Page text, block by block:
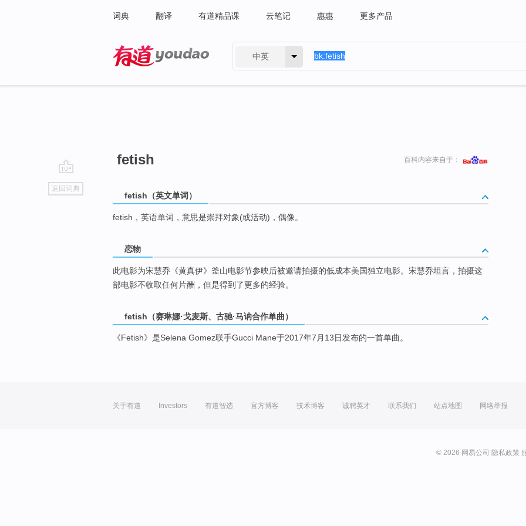
词典 翻译 有道精品课 云笔记 惠惠 更多产品
中英
go
top
返回词典
fetish 百科内容来自于：
fetish（英文单词）
fetish，英语单词，意思是崇拜对象(或活动)，偶像。
恋物
此电影为宋慧乔《黄真伊》釜山电影节参映后被邀请拍摄的低成本美国独立电影。宋慧乔坦言，拍摄这
部电影不收取任何片酬，但是得到了更多的经验。
fetish（赛琳娜·戈麦斯、古驰·马讷合作单曲）
《Fetish》是Selena Gomez联手Gucci Mane于2017年7月13日发布的一首单曲。
关于有道 Investors 有道智选 官方博客 技术博客 诚聘英才 联系我们 站点地图 网络举报
© 2026 网易公司 隐私政策